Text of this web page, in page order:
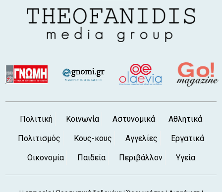
Πολιτική Κοινωνία Αστυνομικά Αθλητικά
Πολιτισμός Κους-κους Αγγελίες Εργατικά
Οικονομία Παιδεία Περιβάλλον Υγεία